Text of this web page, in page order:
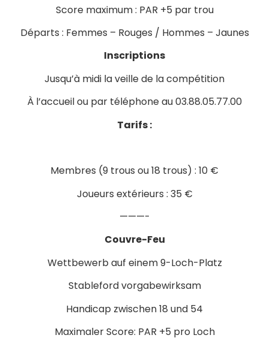
Score maximum : PAR +5 par trou
Départs : Femmes – Rouges / Hommes – Jaunes
Inscriptions
Jusqu’à midi la veille de la compétition
À l’accueil ou par téléphone au 03.88.05.77.00
Tarifs :
Membres (9 trous ou 18 trous) : 10 €
Joueurs extérieurs : 35 €
———-
Couvre-Feu
Wettbewerb auf einem 9-Loch-Platz
Stableford vorgabewirksam
Handicap zwischen 18 und 54
Maximaler Score: PAR +5 pro Loch